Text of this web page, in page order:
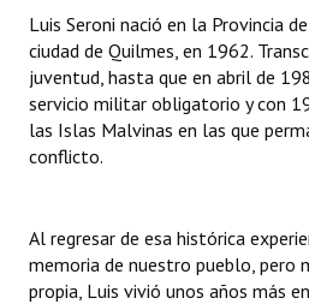
Comunicaciones
Declaraciones
Resoluciones
INSTITUCIONAL
Luis Seroni nació en la Provincia
ciudad de Quilmes, en 1962.
juventud, hasta que en abril de
servicio militar obligatorio y con
las Islas Malvinas en las que
conflicto.
Al regresar de esa histórica
memoria de nuestro pueblo, pero
propia, Luis vivió unos años más